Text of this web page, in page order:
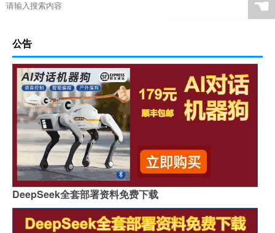
☚
公告
DeepSeek全套部署资料免费下载